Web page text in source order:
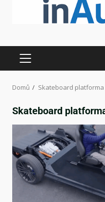
Domů Skateboard platforma
Skateboard